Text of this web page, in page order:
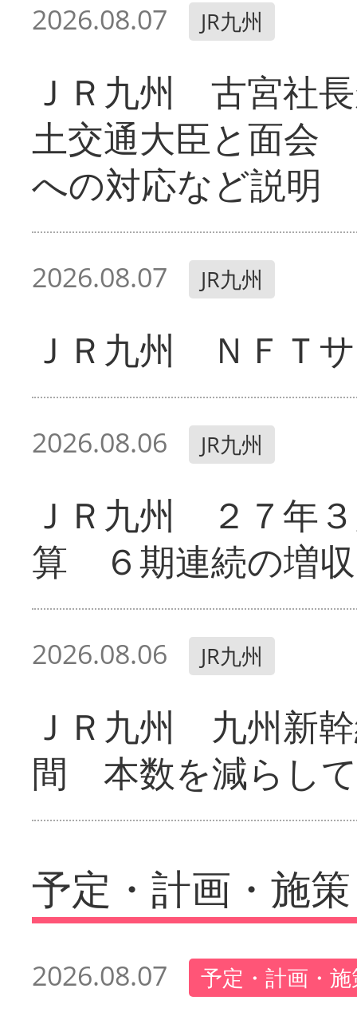
2026.08.07 JR九州
ＪＲ九州 古宮社
土交通大臣と面会
への対応など説明
2026.08.07 JR九州
ＪＲ九州 ＮＦＴ
2026.08.06 JR九州
ＪＲ九州 ２７年
算 ６期連続の増収
2026.08.06 JR九州
ＪＲ九州 九州新
間 本数を減らし
予定・計画・施策
2026.08.07 予定・計画・